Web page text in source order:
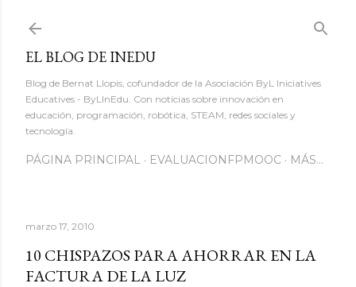
EL BLOG DE INEDU
Blog de Bernat Llopis, cofundador de la Asociación ByL Iniciatives
Educatives - ByLInEdu. Con noticias sobre innovación en
educación, programación, robótica, STEAM, redes sociales y
tecnología.
PÁGINA PRINCIPAL EVALUACIONFPMOOC MÁS…
marzo 17, 2010
10 CHISPAZOS PARA AHORRAR EN LA
FACTURA DE LA LUZ